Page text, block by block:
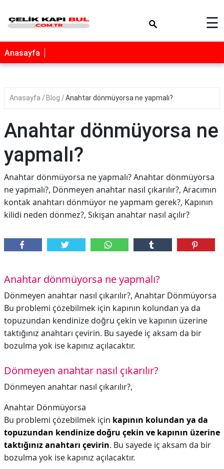
☰
Anasayfa
Anasayfa Blog Anahtar dönmüyorsa ne yapmalı?
Anahtar dönmüyorsa ne
yapmalı?
Anahtar dönmüyorsa ne yapmalı? Anahtar dönmüyorsa
ne yapmalı?, Dönmeyen anahtar nasıl çıkarılır?, Aracımın
kontak anahtarı dönmüyor ne yapmam gerek?, Kapının
kilidi neden dönmez?, Sıkışan anahtar nasıl açılır?
Anahtar dönmüyorsa ne yapmalı?
Dönmeyen anahtar nasıl çıkarılır?, Anahtar Dönmüyorsa
Bu problemi çözebilmek için kapının kolundan ya da
topuzundan kendinize doğru çekin ve kapının üzerine
taktığınız anahtarı çevirin. Bu sayede iç aksam da bir
bozulma yok ise kapınız açılacaktır.
Dönmeyen anahtar nasıl çıkarılır?
Dönmeyen anahtar nasıl çıkarılır?,
Anahtar Dönmüyorsa
Bu problemi çözebilmek için kapının kolundan ya da
topuzundan kendinize doğru çekin ve kapının üzerine
taktığınız anahtarı çevirin. Bu sayede iç aksam da bir
bozulma yok ise kapınız açılacaktır.